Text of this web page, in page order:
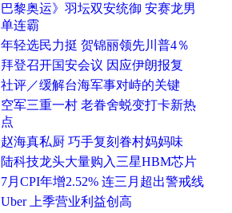
巴黎奥运》羽坛双安统御 安赛龙男
单连霸
年轻选民力挺 贺锦丽领先川普4％
拜登召开国安会议 因应伊朗报复
社评／缓解台海军事对峙的关键
空军三重一村 老眷舍蜕变打卡新热
点
赵海真私厨 巧手复刻眷村妈妈味
陆科技龙头大量购入三星HBM芯片
7月CPI年增2.52% 连三月超出警戒线
Uber 上季营业利益创高